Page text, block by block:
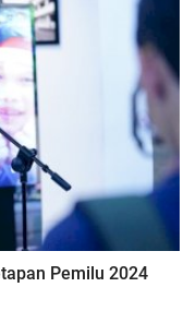
Pemilu 2024